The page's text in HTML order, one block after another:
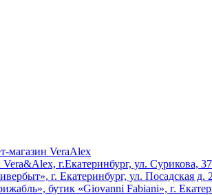
магазин VeraAlex
г.Екатеринбург, ул. Сурикова, 37
г. Екатеринбург, ул. Посадская д.
бутик «Giovanni Fabiani», г.